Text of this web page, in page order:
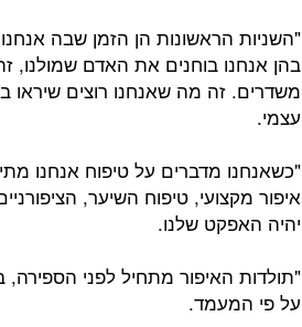
"השניות הראשונות הן הזמן שבה
בהן אנחנו בוחנים את האדם שמולנו,
משדרים. זה מה שאנחנו רוצים שיראו
עצמי.
"כשאנחנו מדברים על טיפוח אנחנו
איפור מקצועי, טיפוח השיער,
יהיה האפקט שלנו.
"תולדות האיפור מתחיל לפני
על פי המעמד.